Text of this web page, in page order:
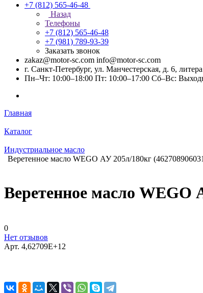
+7 (812) 565-46-48
Назад
Телефоны
+7 (812) 565-46-48
+7 (981) 789-93-39
Заказать звонок
zakaz@motor-sc.com info@motor-sc.com
г. Санкт-Петербург, ул. Манчестерская, д. 6,
Пн–Чт: 10:00–18:00 Пт: 10:00–17:00 Сб–Вс:
Главная
Каталог
Индустриальное масло
Веретенное масло WEGO АУ 205л/180кг
Веретенное масло WEGO
0
Нет отзывов
Арт. 4,62709E+12